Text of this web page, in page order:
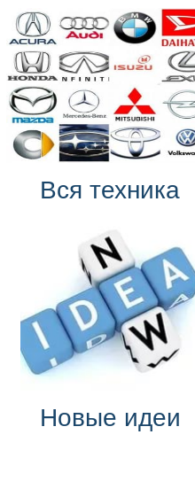
Вся техника
Новые идеи